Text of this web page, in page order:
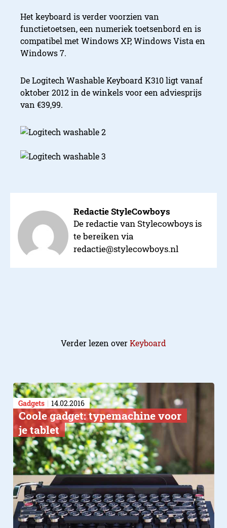
Het keyboard is verder voorzien van
functietoetsen, een numeriek toetsenbord en is
compatibel met Windows XP, Windows Vista en
Windows 7.
De Logitech Washable Keyboard K310 ligt vanaf
oktober 2012 in de winkels voor een adviesprijs
van €39,99.
Redactie StyleCowboys
De redactie van Stylecowboys is
te bereiken via
redactie@stylecowboys.nl
Verder lezen overKeyboard
Gadgets 14.02.2016
Coole gadget: typemachine voor
je tablet